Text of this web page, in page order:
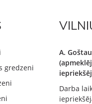
gredzeni
A.
Darba